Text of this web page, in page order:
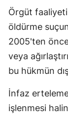
Örgüt
öldürme
2005'ten
veya
bu hükmün
İnfaz
işlenmesi